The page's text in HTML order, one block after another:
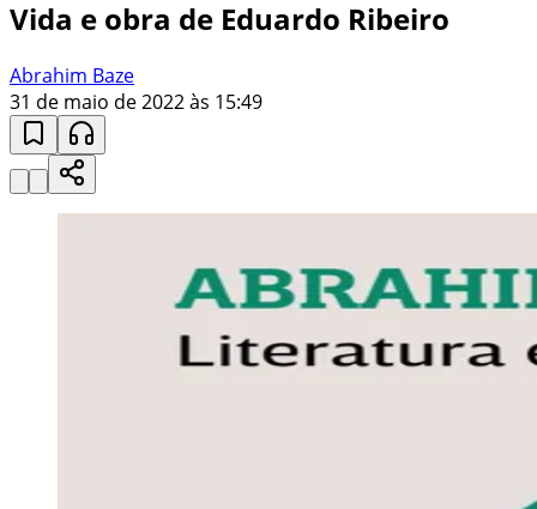
Vida e obra de Eduardo Ribeiro
Abrahim Baze
31 de maio de 2022 às 15:49